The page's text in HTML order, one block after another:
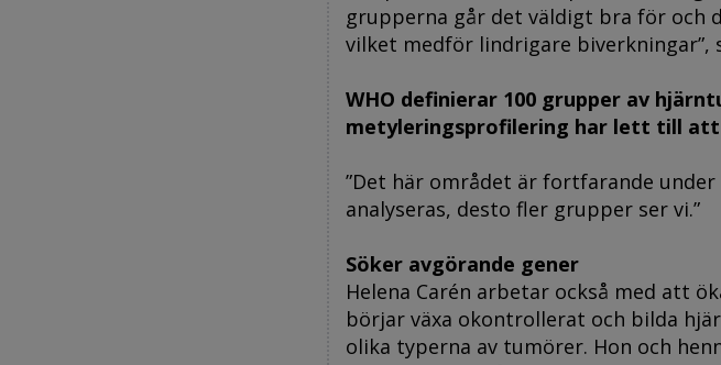
grupperna går det väldigt bra för och
vilket medför lindrigare biverkningar”,
WHO definierar 100 grupper av
metyleringsprofilering har lett till
”Det här området är fortfarande
analyseras, desto fler grupper ser vi.”
Söker avgörande gener
Helena Carén arbetar också med att
börjar växa okontrollerat och bilda
olika typerna av tumörer. Hon och